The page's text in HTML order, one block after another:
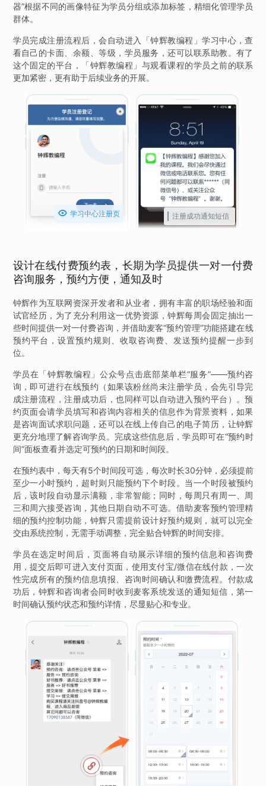
器”根据不同的画像特征为学员分组或添加标签，精细化管理学员
群体。
学员完成注册流程后，会自动进入「钟辉教编程」学习中心，查
看自己的卡面、余额、等级，学员服务，还可以联系助教。有了
这个固定的平台，「钟辉教编程」与观看课程的学员之前的联系
更加紧密，更有助于后续业务的开展。
 学习中心注册页 注册成功通知短信
设计在线付费预约表，长期为学员提供一对一付费
咨询服务，预约方便，通知及时
钟辉作为互联网资深开发者和从业者，拥有丰富的职场经验和面
试官经历，为了充分利用这一优势资源，钟辉每周会固定抽出一
些时间提供一对一付费咨询，并借助麦客“预约管理”功能搭建在线
预约平台，设置预约规则、收取咨询费、发送预约提醒一步到
位。
学员在「钟辉教编程」公众号点击底部菜单栏“服务”——预约咨
询，即可进行在线预约（如果该粉丝尚未注册学员，会先引导完
成注册流程，注册成功后，也同样可以自动进入预约平台）。预
约页面会请学员填写和咨询内容相关的信息作为背景资料，如果
是咨询面试求职问题，还可以在线上传自己的电子简历，让钟辉
更充分地理了解咨询学员。完成这些信息后，学员即可在“预约时
间”面板查看并选定可预约的日期和时间段。
在预约表中，每天有5个时间段可选，每次时长30分钟，必须提前
至少一小时预约，超时则只能预约下个时段。当一个时段被预约
后，该时段自动显示满额，非常智能；同时，每周只有周一、周
三和周六接受咨询，其他日期自动不可选。借助麦客预约管理精
细的预约控制功能，钟辉只需提前设计好预约规则，就可以完全
交由系统控制，无需手动调整，完全贴合钟辉的时间安排。
学员在选定时间后，页面将自动展示详细的预约信息和咨询费
用，提交后即可进入支付页面，使用支付宝/微信在线付款，一次
性完成所有的预约信息填报、咨询时间确认和缴费流程。付款成
功后，钟辉和咨询者会同时收到麦客系统发送的通知短信，第一
时间确认预约状态和预约详情，尽显贴心和专业。